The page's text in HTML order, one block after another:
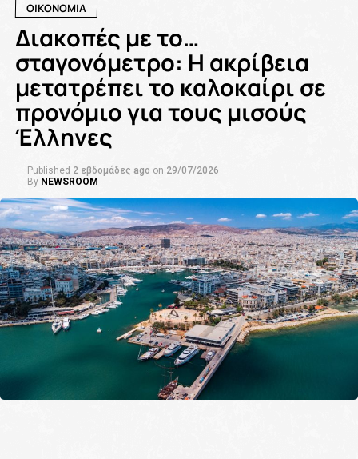
ΟΙΚΟΝΟΜΙΑ
Διακοπές με το…
σταγονόμετρο: Η ακρίβεια
μετατρέπει το καλοκαίρι σε
προνόμιο για τους μισούς
Έλληνες
Published 2 εβδομάδες ago on 29/07/2026
By NEWSROOM